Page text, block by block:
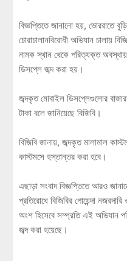
বিজ্ঞপ্তিতে জানানো হয়, ভোররাতে
চোরাচালানবিরোধী অভিযান চালায়
নামক স্থান থেকে পরিত্যক্ত
ডিসপ্লে জব্দ করা হয়।
জব্দকৃত মোবাইল ডিসপ্লেগুলোর
টাকা বলে জানিয়েছে বিজিবি।
বিজিবি জানায়, জব্দকৃত মালামাল
কাস্টমসে হস্তান্তর করা হবে।
এছাড়া সংবাদ বিজ্ঞপ্তিতে আরও
প্রতিরোধে বিজিবির গোয়েন্দা
অংশ হিসেবে সম্প্রতি এই অভিযান
জব্দ করা হয়েছে।